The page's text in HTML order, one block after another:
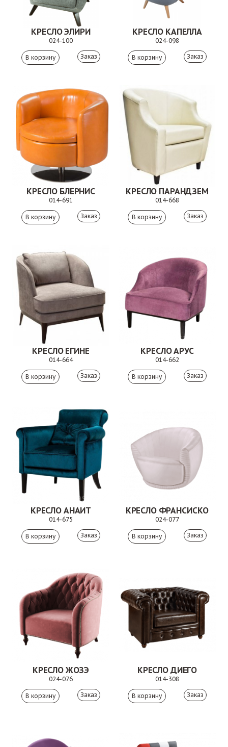
КРЕСЛО ЭЛИРИ
024-100
Заказ
КРЕСЛО КАПЕЛЛА
024-098
Заказ
КРЕСЛО БЛЕРНИС
014-691
Заказ
КРЕСЛО ПАРАНДЗЕМ
014-668
Заказ
КРЕСЛО ЕГИНЕ
014-664
Заказ
КРЕСЛО АРУС
014-662
Заказ
КРЕСЛО АНАИТ
014-675
Заказ
КРЕСЛО ФРАНСИСКО
024-077
Заказ
КРЕСЛО ЖОЗЭ
024-076
Заказ
КРЕСЛО ДИЕГО
014-308
Заказ